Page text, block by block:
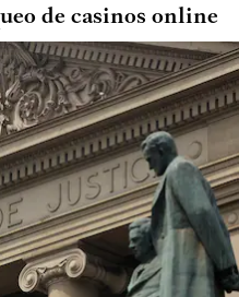
de casinos online